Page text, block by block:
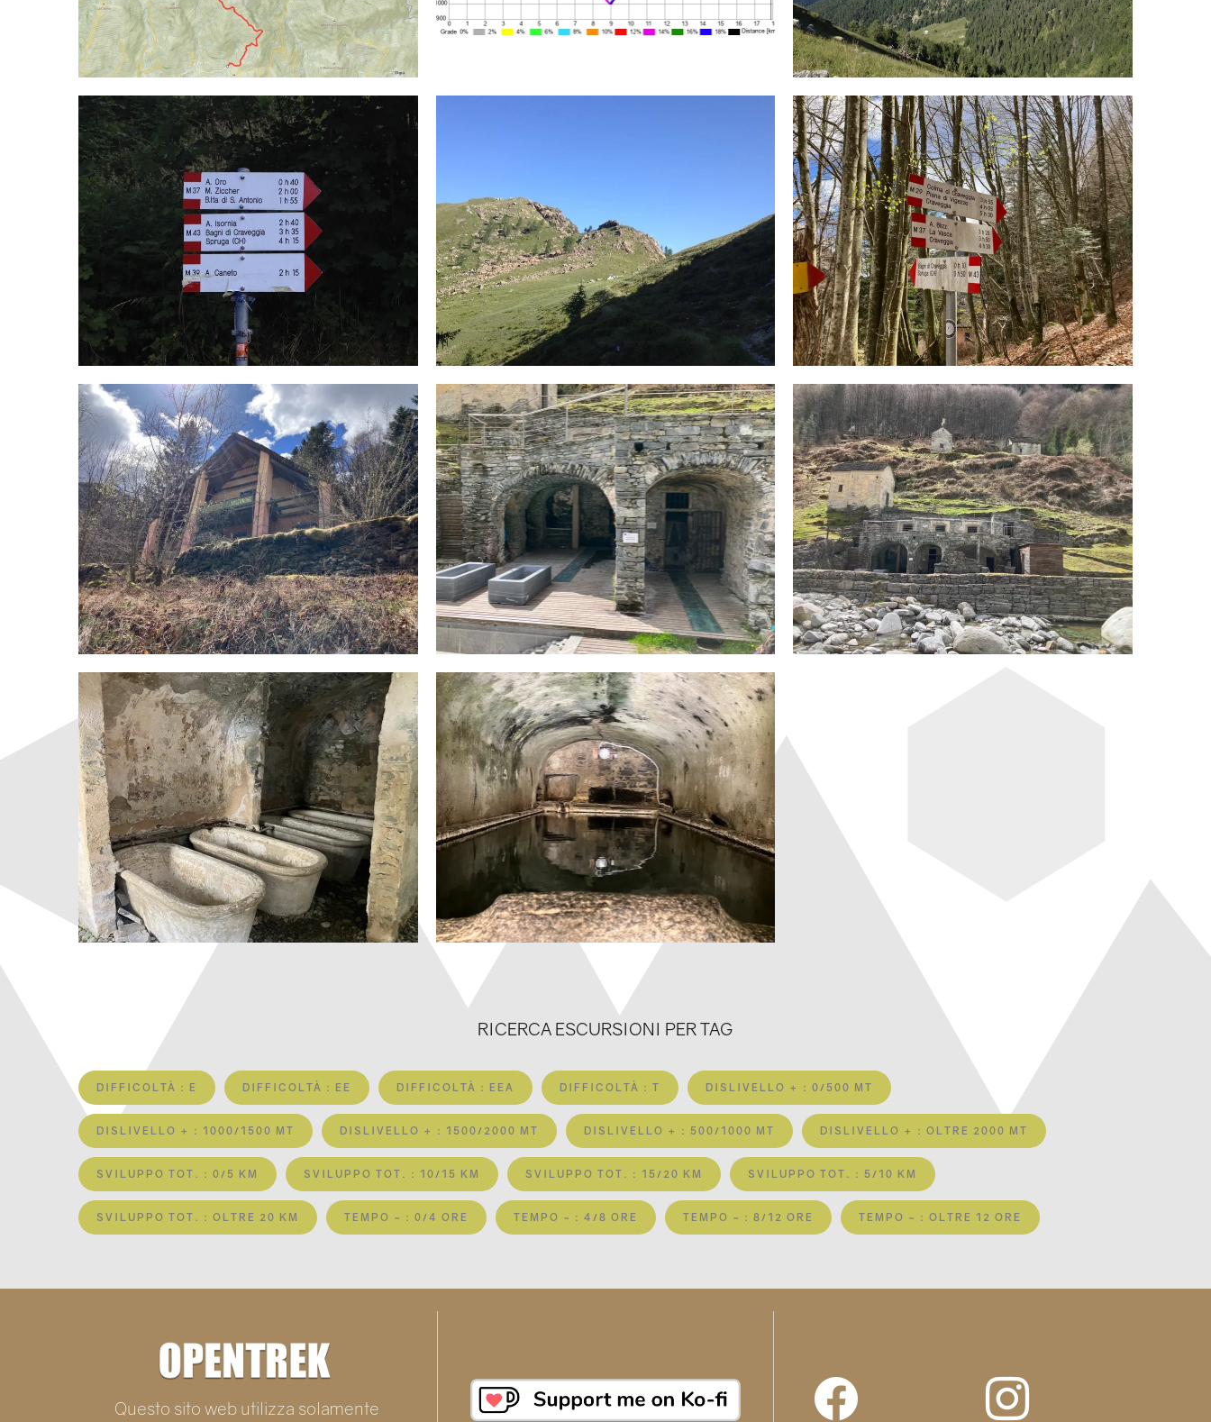
RICERCA ESCURSIONI PER TAG
DIFFICOLTÀ : E DIFFICOLTÀ : EE DIFFICOLTÀ : EEA DIFFICOLTÀ : T DISLIVELLO + : 0/500 MT
DISLIVELLO + : 1000/1500 MT DISLIVELLO + : 1500/2000 MT DISLIVELLO + : 500/1000 MT DISLIVELLO + : OLTRE 2000 MT
SVILUPPO TOT. : 0/5 KM SVILUPPO TOT. : 10/15 KM SVILUPPO TOT. : 15/20 KM SVILUPPO TOT. : 5/10 KM
SVILUPPO TOT. : OLTRE 20 KM TEMPO ~ : 0/4 ORE TEMPO ~ : 4/8 ORE TEMPO ~ : 8/12 ORE TEMPO ~ : OLTRE 12 ORE
Questo sito web utilizza solamente